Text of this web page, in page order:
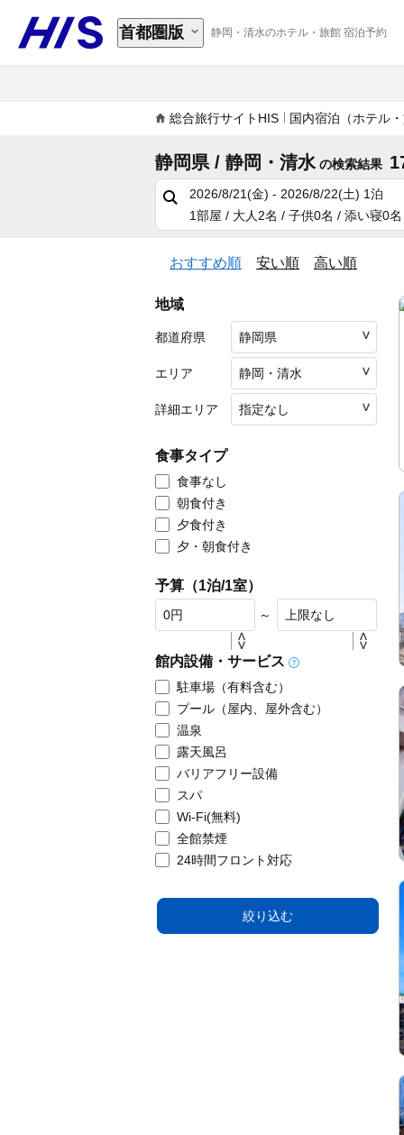
静岡・清水のホテル・旅館 宿泊予約
首都圏版
総合旅行サイトHIS 国内宿泊（ホテル
静岡県 / 静岡・清水 の検索結果
2026/8/21(金) - 2026/8/22(土) 1泊
1部屋 / 大人2名 / 子供0名 / 添い寝0名
おすすめ順 安い順 高い順
地域
都道府県
エリア
詳細エリア
食事タイプ
食事なし
朝食付き
夕食付き
夕・朝食付き
予算（1泊/1室）
～
館内設備・サービス
駐車場（有料含む）
プール（屋内、屋外含む）
温泉
露天風呂
バリアフリー設備
スパ
Wi-Fi(無料)
全館禁煙
24時間フロント対応
絞り込む